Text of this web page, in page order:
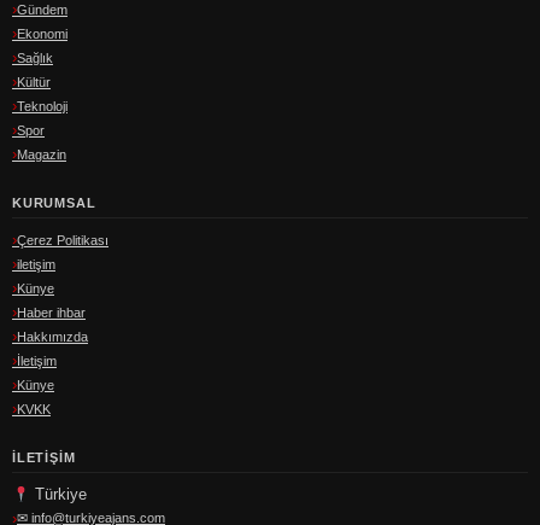
Gündem
Ekonomi
Sağlık
Kültür
Teknoloji
Spor
Magazin
KURUMSAL
Çerez Politikası
iletişim
Künye
Haber ihbar
Hakkımızda
İletişim
Künye
KVKK
İLETIŞIM
Türkiye
✉ info@turkiyeajans.com